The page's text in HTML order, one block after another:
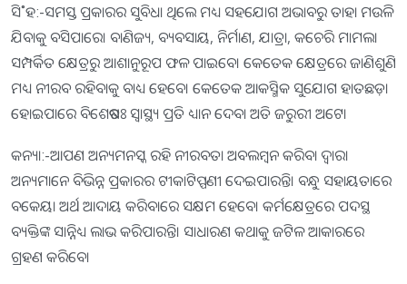
ସି˚ହ:-ସମସ୍ତ ପ୍ରକାରର ସୁବିଧା ଥିଲେ ମଧ୍ୟ ସହଯୋଗ ଅଭାବରୁ ତାହା ମଉଳି
ଯିବାକୁ ବସିପାରେ। ବାଣିଜ୍ୟ, ବ୍ୟବସାୟ, ନିର୍ମାଣ, ଯାତ୍ରା, କଚେରି ମାମଲା
ସମ୍ପର୍କିତ କ୍ଷେତ୍ରରୁ ଆଶାନୁରୂପ ଫଳ ପାଇବେ। କେତେକ କ୍ଷେତ୍ରରେ ଜାଣିଶୁଣି
ମଧ୍ୟ ନୀରବ ରହିବାକୁ ବାଧ୍ୟ ହେବେ। କେତେକ ଆକସ୍ମିକ ସୁଯୋଗ ହାତଛଡ଼ା
ହୋଇପାରେ ବିଶେଷତଃ ସ୍ବାସ୍ଥ୍ୟ ପ୍ରତି ଧ୍ୟାନ ଦେବା ଅତି ଜରୁରୀ ଅଟେ।
କନ୍ୟା:-ଆପଣ ଅନ୍ୟମନସ୍କ ରହି ନୀରବତା ଅବଲମ୍ବନ କରିବା ଦ୍ୱାରା
ଅନ୍ୟମାନେ ବିଭିନ୍ନ ପ୍ରକାରର ଟୀକାଟିପ୍ପଣୀ ଦେଇପାରନ୍ତି। ବନ୍ଧୁ ସହାୟତାରେ
ବକେୟା ଅର୍ଥ ଆଦାୟ କରିବାରେ ସକ୍ଷମ ହେବେ। କର୍ମକ୍ଷେତ୍ରରେ ପଦସ୍ଥ
ବ୍ୟକ୍ତିଙ୍କ ସାନ୍ନିଧ୍ୟ ଲାଭ କରିପାରନ୍ତି। ସାଧାରଣ କଥାକୁ ଜଟିଳ ଆକାରରେ
ଗ୍ରହଣ କରିବେ।